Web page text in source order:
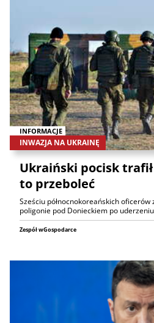
INFORMACJE
INWAZJA NA UKRAINĘ
Ukraiński pocisk
to przeboleć
Sześciu północnokoreańskich
poligonie pod Donieckiem po
Zespół wGospodarce